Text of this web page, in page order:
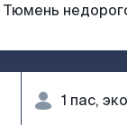
Тюмень